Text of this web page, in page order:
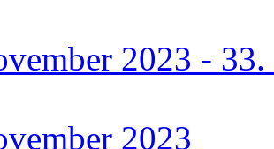
2023 -
2023